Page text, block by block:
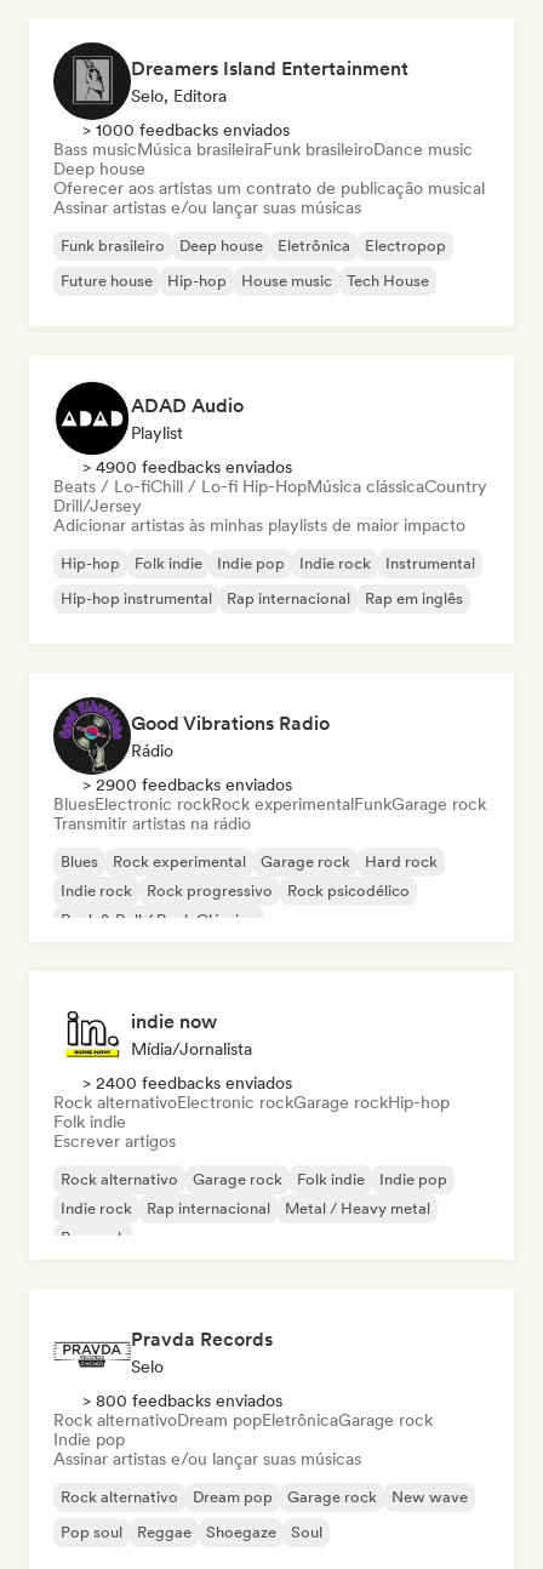
Dreamers Island Entertainment
Selo, Editora
> 1000 feedbacks enviados
Bass musicMúsica brasileiraFunk brasileiroDance music
Deep house
Oferecer aos artistas um contrato de publicação musical
Assinar artistas e/ou lançar suas músicas
Funk brasileiro Deep house Eletrônica
Electropop
Future house
Hip-hop House music Tech House
ADAD Audio
Playlist
> 4900 feedbacks enviados
Beats / Lo-fiChill / Lo-fi Hip-HopMúsica clássicaCountry
Drill/Jersey
Adicionar artistas às minhas playlists de maior impacto
Hip-hop Folk indie Indie pop Indie rock
Instrumental
Hip-hop instrumental
Rap internacional Rap em inglês
Good Vibrations Radio
Rádio
> 2900 feedbacks enviados
BluesElectronic rockRock experimentalFunkGarage rock
Transmitir artistas na rádio
Blues Rock experimental Garage rock
Hard rock
Indie rock
Rock progressivo
Rock psicodélico
Rock & Roll / Rock Clássico
indie now
Mídia/Jornalista
> 2400 feedbacks enviados
Rock alternativoElectronic rockGarage rockHip-hop
Folk indie
Escrever artigos
Rock alternativo Garage rock Folk indie
Indie pop
Indie rock
Rap internacional
Metal / Heavy metal
Pop rock
Pravda Records
Selo
> 800 feedbacks enviados
Rock alternativoDream popEletrônicaGarage rock
Indie pop
Assinar artistas e/ou lançar suas músicas
Rock alternativo Dream pop Garage rock
New wave
Pop soul
Reggae Shoegaze Soul